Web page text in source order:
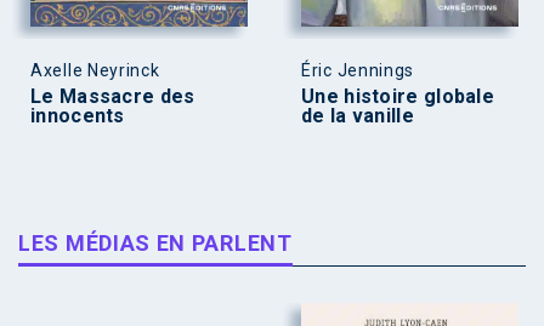
Axelle Neyrinck
Le Massacre des
innocents
Éric Jennings
Une histoire globale
de la vanille
LES MÉDIAS EN PARLENT